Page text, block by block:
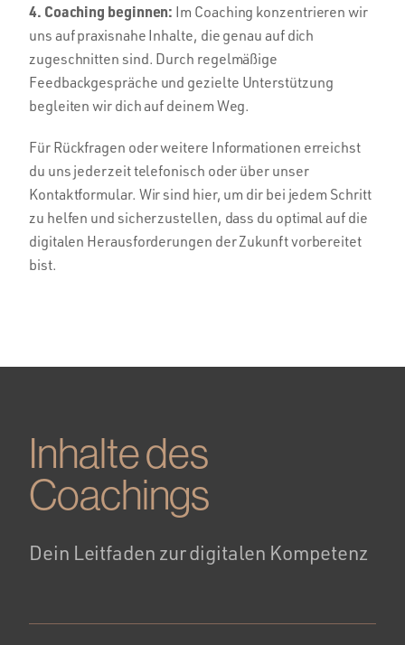
4. Coaching beginnen: Im Coaching konzentrieren wir
uns auf praxisnahe Inhalte, die genau auf dich
zugeschnitten sind. Durch regelmäßige
Feedbackgespräche und gezielte Unterstützung
begleiten wir dich auf deinem Weg.
Für Rückfragen oder weitere Informationen erreichst
du uns jederzeit telefonisch oder über unser
Kontaktformular. Wir sind hier, um dir bei jedem Schritt
zu helfen und sicherzustellen, dass du optimal auf die
digitalen Herausforderungen der Zukunft vorbereitet
bist.
Inhalte des
Coachings
Dein Leitfaden zur digitalen Kompetenz